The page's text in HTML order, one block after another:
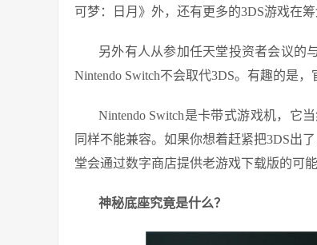
可梦：日月》外，还有更多的3DS游戏在筹
另外有人从参加任天堂投资者会议的
Nintendo Switch不会取代3DS。有趣的是
Nintendo Switch是卡带式游戏机，它
同样不能兼容。如果你想着赶紧把3DS出
堂会通过数字商店提供老游戏下载版的可能
神秘底座究竟是什么？